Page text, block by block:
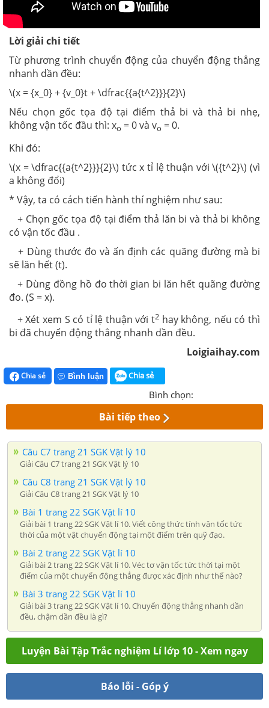
Lời giải chi tiết
Từ phương trình chuyển động của chuyển động thẳng
nhanh dần đều:
\(x = {x_0} + {v_0}t + \dfrac{{a{t^2}}}{2}\)
Nếu chọn gốc tọa độ tại điểm thả bi và thả bi nhẹ,
không vận tốc đầu thì: xo = 0 và vo = 0.
Khi đó:
\(x = \dfrac{{a{t^2}}}{2}\) tức x tỉ lệ thuận với \({t^2}\) (vì
a không đổi)
* Vậy, ta có cách tiến hành thí nghiệm như sau:
+ Chọn gốc tọa độ tại điểm thả lăn bi và thả bi không
có vận tốc đầu .
+ Dùng thước đo và ấn định các quãng đường mà bi
sẽ lăn hết (t).
+ Dùng đồng hồ đo thời gian bi lăn hết quãng đường
đo. (S = x).
+ Xét xem S có tỉ lệ thuận với t2 hay không, nếu có thì
bi đã chuyển động thẳng nhanh dần đều.
Loigiaihay.com
Chia sẻ Bình luận Chia sẻ
Bình chọn:
Bài tiếp theo
Câu C7 trang 21 SGK Vật lý 10
Giải Câu C7 trang 21 SGK Vật lý 10
Câu C8 trang 21 SGK Vật lý 10
Giải Câu C8 trang 21 SGK Vật lý 10
Bài 1 trang 22 SGK Vật lí 10
Giải bài 1 trang 22 SGK Vật lí 10. Viết công thức tính vận tốc tức
thời của một vật chuyển động tại một điểm trên quỹ đạo.
Bài 2 trang 22 SGK Vật lí 10
Giải bài 2 trang 22 SGK Vật lí 10. Véc tơ vận tốc tức thời tại một
điểm của một chuyển động thẳng được xác định như thế nào?
Bài 3 trang 22 SGK Vật lí 10
Giải bài 3 trang 22 SGK Vật lí 10. Chuyển động thẳng nhanh dần
đều, chậm dần đều là gì?
Luyện Bài Tập Trắc nghiệm Lí lớp 10 - Xem ngay
Báo lỗi - Góp ý